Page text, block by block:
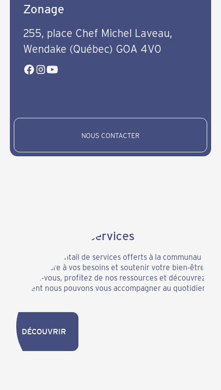
Zonage
255, place Chef Michel Laveau,
Wendake (Québec) GOA 4V0
NOUS CONTACTER
Découvrir nos services
Parcourez l’éventail de services offerts à la communauté
pour répondre à vos besoins et soutenir votre bien-être.
Informez-vous, profitez de nos ressources et découvrez
comment nous pouvons vous accompagner au quotidien.
DÉCOUVRIR
DÉCOUVRIR